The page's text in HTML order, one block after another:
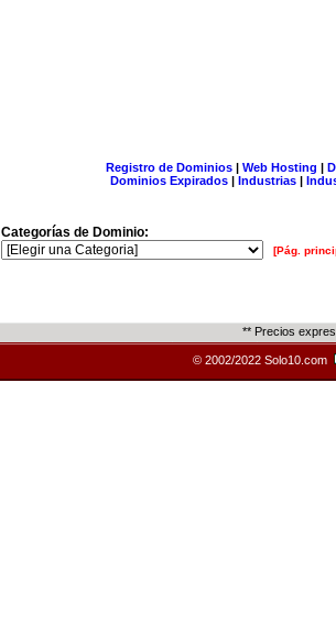
Registro de Dominios| Web Hosting |
Dominios Expirados | Industrias |
Categorías de Dominio:
[Pág.
** Precios
© 2002/2022 Solo10.com